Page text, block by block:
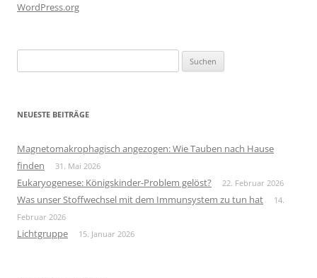
WordPress.org
nach:
NEUESTE BEITRÄGE
Magnetomakrophagisch angezogen: Wie Tauben nach Hause
finden
31. Mai 2026
Eukaryogenese: Königskinder-Problem gelöst? 22. Februar 2026
Was unser Stoffwechsel mit dem Immunsystem zu tun hat
14.
Februar 2026
Lichtgruppe 15. Januar 2026